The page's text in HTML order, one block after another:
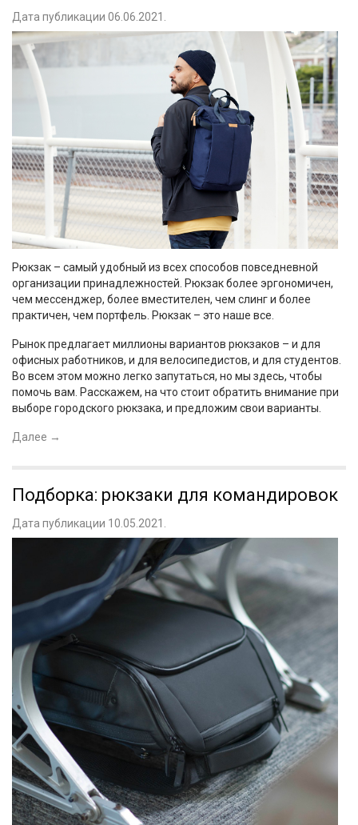
Дата публикации 06.06.2021.
Рюкзак – самый удобный из всех способов повседневной
организации принадлежностей. Рюкзак более эргономичен,
чем мессенджер, более вместителен, чем слинг и более
практичен, чем портфель. Рюкзак – это наше все.
Рынок предлагает миллионы вариантов рюкзаков – и для
офисных работников, и для велосипедистов, и для студентов.
Во всем этом можно легко запутаться, но мы здесь, чтобы
помочь вам. Расскажем, на что стоит обратить внимание при
выборе городского рюкзака, и предложим свои варианты.
Далее →
Подборка: рюкзаки для командировок
Дата публикации 10.05.2021.